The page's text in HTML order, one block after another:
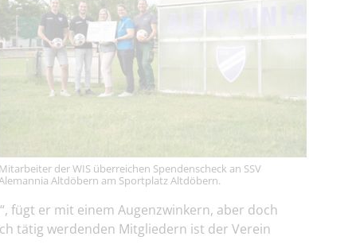
Mitarbeiter der WIS überreichen Spendenscheck an SSV
Altdöbern am Sportplatz Altdöbern.
fügt er mit einem Augenzwinkern, aber doch
tätig werdenden Mitgliedern ist der Verein